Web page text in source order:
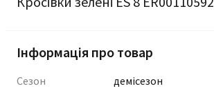
Інформація про товар
Сезон
демісезон